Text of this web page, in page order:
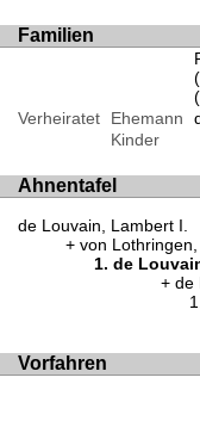
Familien
Verheiratet
Ehemann
Kinder
Ahnentafel
de Louvain, Lambert I.
von
de
de
Vorfahren